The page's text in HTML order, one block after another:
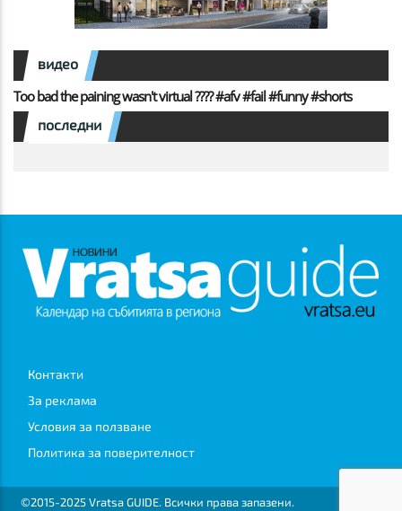
видео
Too bad the paining wasn't virtual ???? #afv #fail #funny #shorts
последни
Контакти
За реклама
Условия за ползване
Политика за поверителност
©2015-2025 Vratsa GUIDE. Всички права запазени.